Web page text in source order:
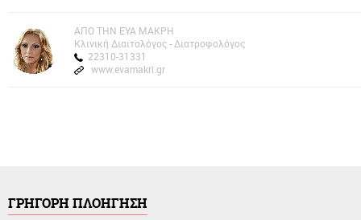
AΠΟ ΤΗΝ ΕΥΑ ΜΑΚΡΗ
Kλινική Διαιτολόγος - Διατροφολόγος
22310-31331
www.evamakri.gr
ΓΡΗΓΟΡΗ ΠΛΟΗΓΗΣΗ